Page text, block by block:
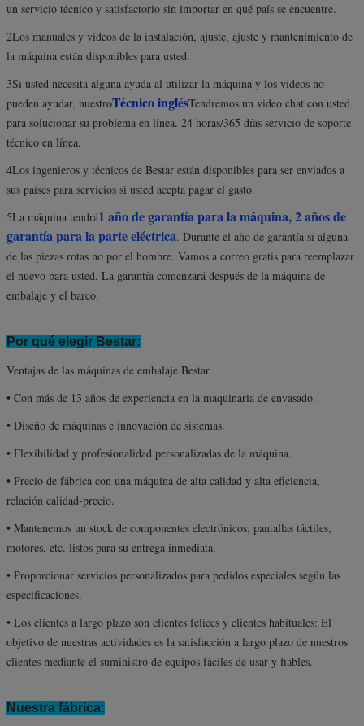
un servicio técnico y satisfactorio sin importar en qué país se encuentre.
2Los manuales y vídeos de la instalación, ajuste, ajuste y mantenimiento de
la máquina están disponibles para usted.
3Si usted necesita alguna ayuda al utilizar la máquina y los videos no
pueden ayudar, nuestroTécnico inglésTendremos un video chat con usted
para solucionar su problema en línea. 24 horas/365 días servicio de soporte
técnico en línea.
4Los ingenieros y técnicos de Bestar están disponibles para ser enviados a
sus países para servicios si usted acepta pagar el gasto.
5La máquina tendrá1 año de garantía para la máquina, 2 años de
garantía para la parte eléctrica. Durante el año de garantía si alguna
de las piezas rotas no por el hombre. Vamos a correo gratis para reemplazar
el nuevo para usted. La garantía comenzará después de la máquina de
embalaje y el barco.
Por qué elegir Bestar:
Ventajas de las máquinas de embalaje Bestar
• Con más de 13 años de experiencia en la maquinaria de envasado.
• Diseño de máquinas e innovación de sistemas.
• Flexibilidad y profesionalidad personalizadas de la máquina.
• Precio de fábrica con una máquina de alta calidad y alta eficiencia,
relación calidad-precio.
• Mantenemos un stock de componentes electrónicos, pantallas táctiles,
motores, etc. listos para su entrega inmediata.
• Proporcionar servicios personalizados para pedidos especiales según las
especificaciones.
• Los clientes a largo plazo son clientes felices y clientes habituales: El
objetivo de nuestras actividades es la satisfacción a largo plazo de nuestros
clientes mediante el suministro de equipos fáciles de usar y fiables.
Nuestra fábrica: